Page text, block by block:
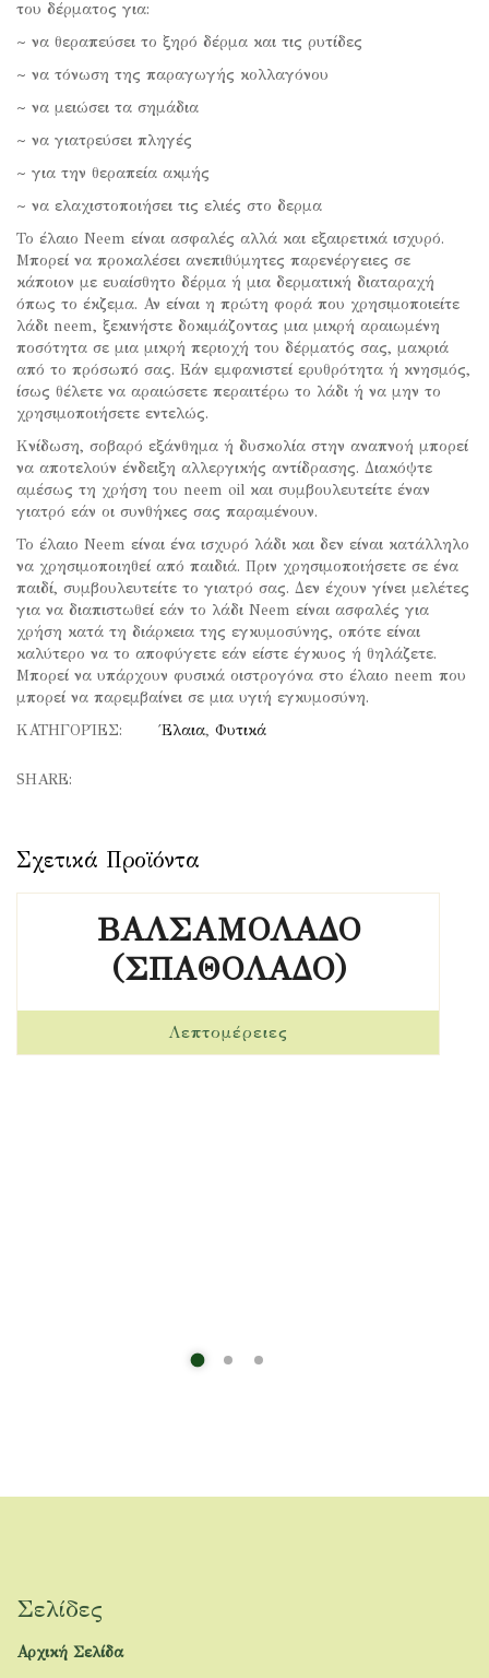
του δέρματος για:
~ να θεραπεύσει το ξηρό δέρμα και τις ρυτίδες
~ να τόνωση της παραγωγής κολλαγόνου
~ να μειώσει τα σημάδια
~ να γιατρεύσει πληγές
~ για την θεραπεία ακμής
~ να ελαχιστοποιήσει τις ελιές στο δερμα
Το έλαιο Neem είναι ασφαλές αλλά και εξαιρετικά ισχυρό.
Μπορεί να προκαλέσει ανεπιθύμητες παρενέργειες σε
κάποιον με ευαίσθητο δέρμα ή μια δερματική διαταραχή
όπως το έκζεμα. Αν είναι η πρώτη φορά που χρησιμοποιείτε
λάδι neem, ξεκινήστε δοκιμάζοντας μια μικρή αραιωμένη
ποσότητα σε μια μικρή περιοχή του δέρματός σας, μακριά
από το πρόσωπό σας. Εάν εμφανιστεί ερυθρότητα ή κνησμός,
ίσως θέλετε να αραιώσετε περαιτέρω το λάδι ή να μην το
χρησιμοποιήσετε εντελώς.
Κνίδωση, σοβαρό εξάνθημα ή δυσκολία στην αναπνοή μπορεί
να αποτελούν ένδειξη αλλεργικής αντίδρασης. Διακόψτε
αμέσως τη χρήση του neem oil και συμβουλευτείτε έναν
γιατρό εάν οι συνθήκες σας παραμένουν.
Το έλαιο Neem είναι ένα ισχυρό λάδι και δεν είναι κατάλληλο
να χρησιμοποιηθεί από παιδιά. Πριν χρησιμοποιήσετε σε ένα
παιδί, συμβουλευτείτε το γιατρό σας. Δεν έχουν γίνει μελέτες
για να διαπιστωθεί εάν το λάδι Neem είναι ασφαλές για
χρήση κατά τη διάρκεια της εγκυμοσύνης, οπότε είναι
καλύτερο να το αποφύγετε εάν είστε έγκυος ή θηλάζετε.
Μπορεί να υπάρχουν φυσικά οιστρογόνα στο έλαιο neem που
μπορεί να παρεμβαίνει σε μια υγιή εγκυμοσύνη.
ΚΑΤΗΓΟΡΊΕΣ:
Έλαια, Φυτικά
SHARE:
ΒΑΛΣΑΜΟΛΑΔΟ
(ΣΠΑΘΟΛΑΔΟ)
Σελίδες
Αρχική Σελίδα